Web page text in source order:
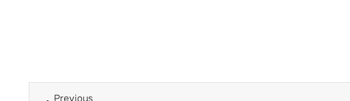
Previous